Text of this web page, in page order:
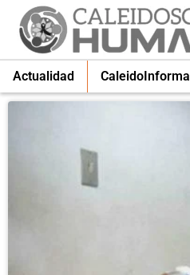
Actualidad CaleidoInforma